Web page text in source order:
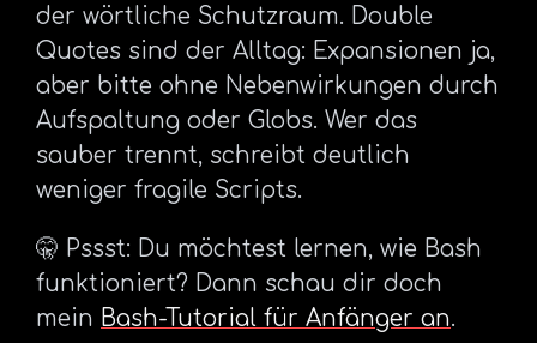
der wörtliche Schutzraum. Double
Quotes sind der Alltag: Expansionen ja,
aber bitte ohne Nebenwirkungen durch
Aufspaltung oder Globs. Wer das
sauber trennt, schreibt deutlich
weniger fragile Scripts.
🤫 Pssst: Du möchtest lernen, wie Bash
funktioniert? Dann schau dir doch
mein Bash-Tutorial für Anfänger an.